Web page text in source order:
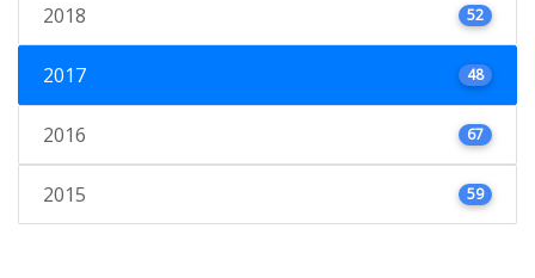
2018 52
2017 48
2016 67
2015 59